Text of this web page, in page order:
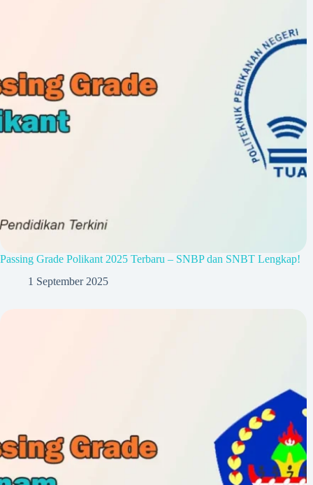
Passing Grade Polikant 2025 Terbaru – SNBP dan SNBT Lengkap!
1 September 2025